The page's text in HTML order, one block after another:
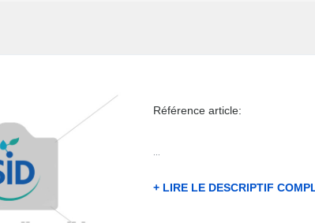
Référence article:
+ LIRE LE DESCRIPTIF